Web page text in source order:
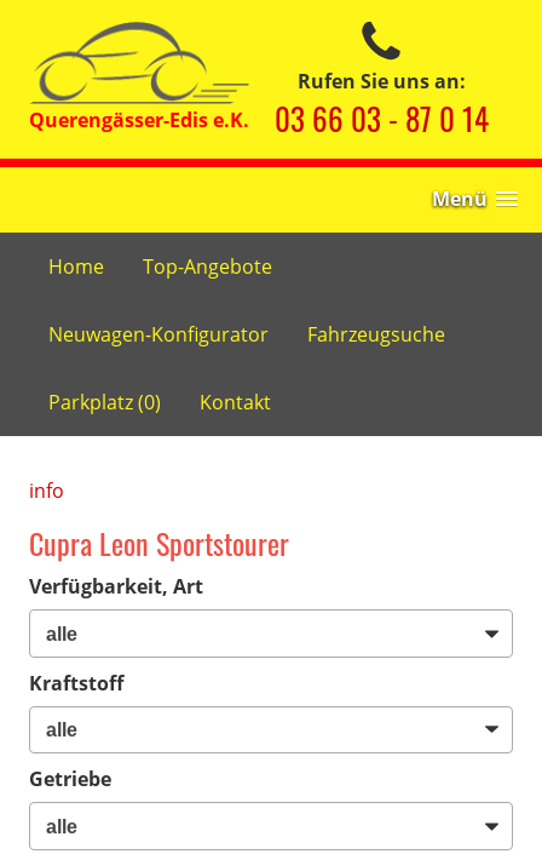
Rufen Sie uns an:
03 66 03 - 87 0 14
Menü
Home Top-Angebote
Neuwagen-Konfigurator Fahrzeugsuche
Parkplatz (0) Kontakt
info
Cupra Leon Sportstourer
Verfügbarkeit, Art
Kraftstoff
Getriebe